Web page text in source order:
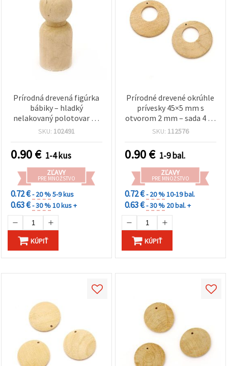
Prírodná drevená figúrka
bábiky – hladký
nelakovaný polotovar na
maľovanie a DIY/ručné
dreva, 1 ks
SKU: 102491
0.90€ 1-4 kus
ZĽAVY
PRE MNOŽSTVO
0.72 €- 20 %5-9 kus
0.63 €- 30 %10 kus +
KÚPIŤ
Prírodné drevené okrúhle
prívesky 45×5 mm s
otvorom 2 mm – sada 4 ks
na ručné práce a
SKU: 112576
0.90€ 1-9 bal.
ZĽAVY
PRE MNOŽSTVO
0.72 €- 20 %10-19 bal.
0.63 €- 30 % 20 bal. +
KÚPIŤ